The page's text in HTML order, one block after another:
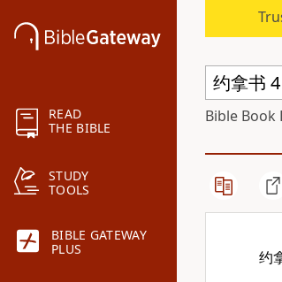
READ
THE BIBLE
STUDY
TOOLS
BIBLE GATEWAY
PLUS
Bible Book
约